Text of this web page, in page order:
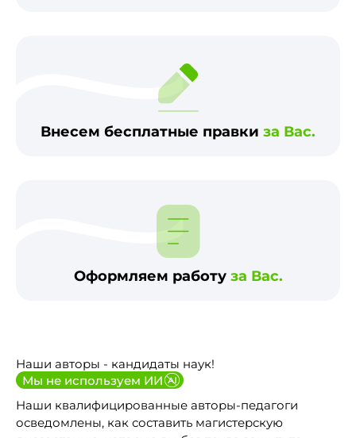
Внесем бесплатные правки за Вас.
Оформляем работу за Вас.
Наши авторы - кандидаты наук!
Мы не используем ИИ
Наши квалифицированные авторы-педагоги
осведомлены, как составить магистерскую